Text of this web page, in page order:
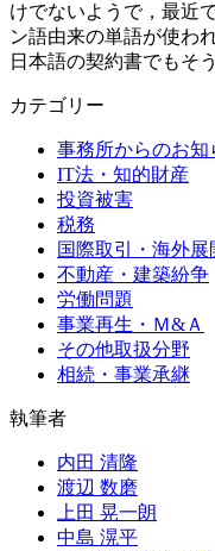
けでないようで，最近
ン語由来の単語が使わ
日本語の契約書でもそ
カテゴリー
事務所からのお知
IT法・知的財産
投資被害
税務
国際取引・海外展
不動産・建築紛争
労働問題
事業再生・Ｍ&Ａ
その他取扱分野
相続・事業承継
執筆者
内田 清隆
渡辺 数磨
上田 晃一朗
中島 滉平